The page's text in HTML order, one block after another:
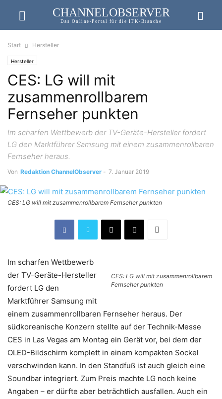
CHANNELOBSERVER
Das Online-Portal für die ITK-Branche
Start Hersteller
Hersteller
CES: LG will mit
zusammenrollbarem
Fernseher punkten
Im scharfen Wettbewerb der TV-Geräte-Hersteller fordert
LG den Marktführer Samsung mit einem zusammenrollbaren
Fernseher heraus.
Von Redaktion ChannelObserver - 7. Januar 2019
CES: LG will mit zusammenrollbarem Fernseher punkten
CES: LG will mit zusammenrollbarem
Fernseher punkten
Im scharfen Wettbewerb
der TV-Geräte-Hersteller
fordert LG den
Marktführer Samsung mit
einem zusammenrollbaren Fernseher heraus. Der
südkoreanische Konzern stellte auf der Technik-Messe
CES in Las Vegas am Montag ein Gerät vor, bei dem der
OLED-Bildschirm komplett in einem kompakten Sockel
verschwinden kann. In den Standfuß ist auch gleich eine
Soundbar integriert. Zum Preis machte LG noch keine
Angaben – er dürfte aber beträchtlich ausfallen. Auch ein